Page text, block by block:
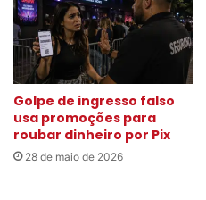
Golpe de ingresso falso
usa promoções para
roubar dinheiro por Pix
28 de maio de 2026